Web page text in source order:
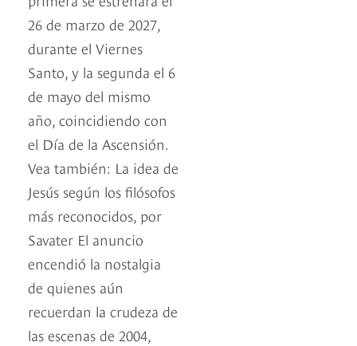
26 de marzo de 2027,
durante el Viernes
Santo, y la segunda el 6
de mayo del mismo
año, coincidiendo con
el Día de la Ascensión.
Vea también: La idea de
Jesús según los filósofos
más reconocidos, por
Savater El anuncio
encendió la nostalgia
de quienes aún
recuerdan la crudeza de
las escenas de 2004,